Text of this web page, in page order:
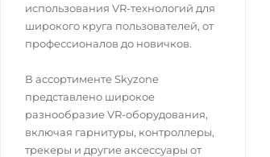
использования VR-технологий для
широкого круга пользователей, от
профессионалов до новичков.
В ассортименте Skyzone
представлено широкое
разнообразие VR-оборудования,
включая гарнитуры, контроллеры,
трекеры и другие аксессуары от